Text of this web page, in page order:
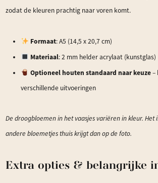
zodat de kleuren prachtig naar voren komt.
Formaat: A5 (14,5 x 20,7 cm)
Materiaal: 2 mm helder acrylaat (kunstglas)
Optioneel houten standaard naar keuze–
verschillende uitvoeringen
De droogbloemen in het vaasjes variëren in kleur. Het
andere bloemetjes thuis krijgt dan op de foto.
Extra opties & belangrijke